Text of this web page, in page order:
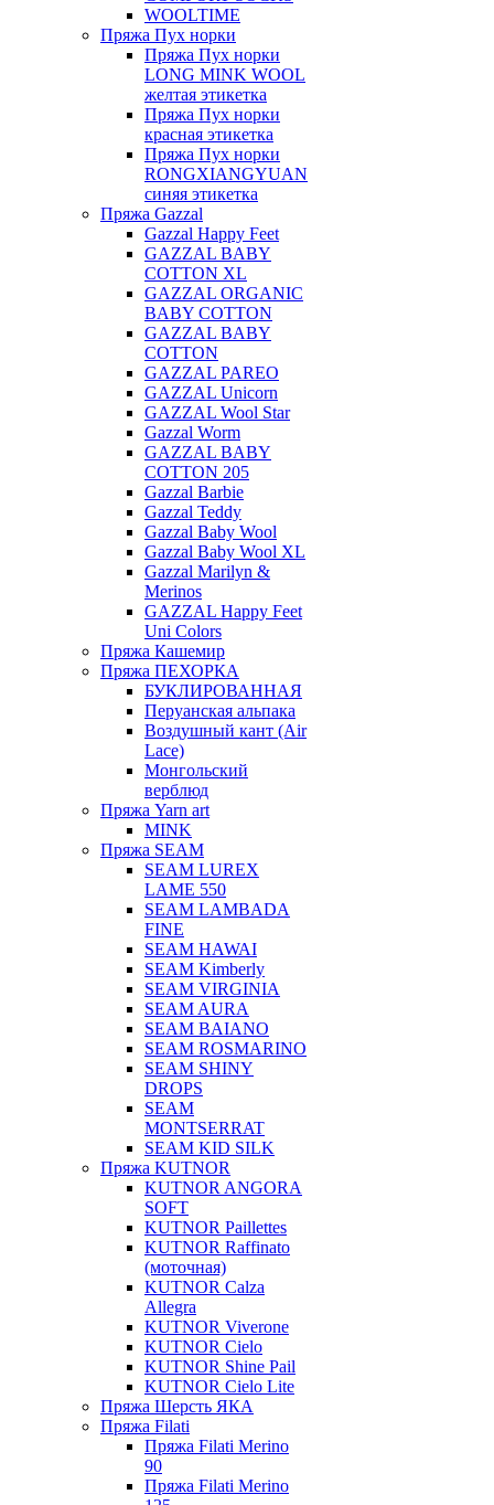
WOOLTIME
Пряжа Пух норки
Пряжа Пух норки
LONG MINK WOOL
желтая этикетка
Пряжа Пух норки
красная этикетка
Пряжа Пух норки
RONGXIANGYUAN
синяя этикетка
Пряжа Gazzal
Gazzal Happy Feet
GAZZAL BABY
COTTON XL
GAZZAL ORGANIC
BABY COTTON
GAZZAL BABY
COTTON
GAZZAL PAREO
GAZZAL Unicorn
GAZZAL Wool Star
Gazzal Worm
GAZZAL BABY
COTTON 205
Gazzal Barbie
Gazzal Teddy
Gazzal Baby Wool
Gazzal Baby Wool XL
Gazzal Marilyn &
Merinos
GAZZAL Happy Feet
Uni Colors
Пряжа Кашемир
Пряжа ПЕХОРКА
БУКЛИРОВАННАЯ
Перуанская альпака
Воздушный кант (Air
Lace)
Монгольский
верблюд
Пряжа Yarn art
MINK
Пряжа SEAM
SEAM LUREX
LAME 550
SEAM LAMBADA
FINE
SEAM HAWAI
SEAM Kimberly
SEAM VIRGINIA
SEAM AURA
SEAM BAIANO
SEAM ROSMARINO
SEAM SHINY
DROPS
SEAM
MONTSERRAT
SEAM KID SILK
Пряжа KUTNOR
KUTNOR ANGORA
SOFT
KUTNOR Paillettes
KUTNOR Raffinato
(моточная)
KUTNOR Calza
Allegra
KUTNOR Viverone
KUTNOR Cielo
KUTNOR Shine Pail
KUTNOR Cielo Lite
Пряжа Шерсть ЯКА
Пряжа Filati
Пряжа Filati Merino
90
Пряжа Filati Merino